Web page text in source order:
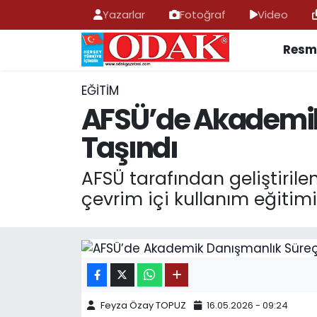
Yazarlar Fotoğraf Video
EĞITIM
AFSÜ’de
Taşındı
AFSÜ tarafından
çevrim içi kullanım
Feyza Özay TOPUZ 16.05.2026 - 09:24
AFYONKARAHİSAR HABERLERİ
Resmi İlan
ASAYİŞ
GÜNCEL
SİYASET
MAGAZİN
Nöbetçi Eczaneler
Hava Durumu
Trafik Durumu
Süper Lig Puan Durumu ve Fikstür
Tüm Manşetler
Haber Arşivi